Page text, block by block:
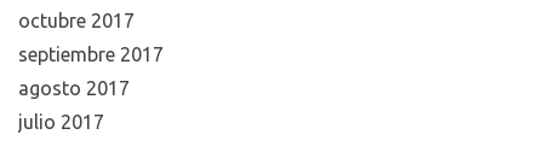
octubre 2017
septiembre 2017
agosto 2017
julio 2017